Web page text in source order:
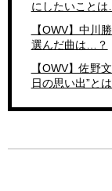
にしたいこと
【OWV】中川
選んだ曲は…？
【OWV】佐野
日の思い出”と